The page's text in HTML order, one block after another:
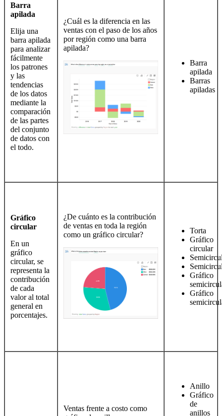
Barra
apilada
Elija una
barra apilada
para analizar
fácilmente
los patrones
y las
tendencias
de los datos
mediante la
comparación
de las partes
del conjunto
de datos con
el todo.
¿Cuál es la diferencia en las
ventas con el paso de los años
por región como una barra
apilada?
Barra
apilada
Barras
apiladas
Gráfico
circular
En un
gráfico
circular, se
representa la
contribución
de cada
valor al total
general en
porcentajes.
¿De cuánto es la contribución
de ventas en toda la región
como un gráfico circular?
Torta
Gráfico
circular
Gráfico
Gráfico
Ventas frente a costo como
Anillo
Gráfico
de
anillos